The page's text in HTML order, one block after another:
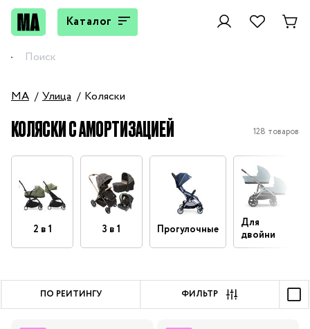
Каталог
MA Улица Коляски
КОЛЯСКИ С АМОРТИЗАЦИЕЙ 128 товаров
2 в 1 3 в 1 Прогулочные
Для
двойни
ПО РЕЙТИНГУ ФИЛЬТР